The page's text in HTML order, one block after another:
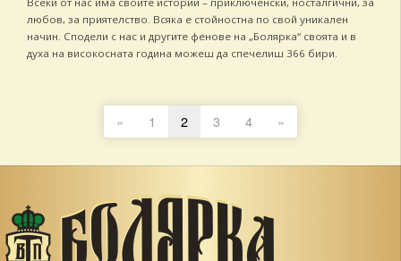
любов, за приятелство. Всяка е стойностна по свой уникален
начин. Сподели с нас и другите фенове на „Болярка“ своята и в
духа на високосната година можеш да спечелиш 366 бири.
Разделяне
на
публикациите
на
страници
Previous
« 1 2 3 4
Next
»